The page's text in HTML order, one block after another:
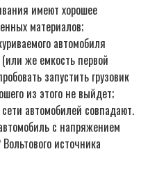
имеют хорошее
материалов;
автомобиля
же емкость первой
запустить грузовик
из этого не выйдет;
автомобилей совпадают.
с напряжением
источника